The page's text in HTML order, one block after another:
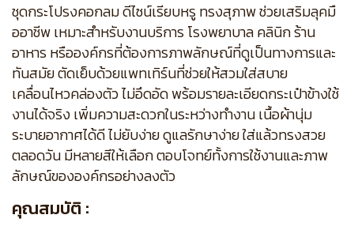
ชุดกระโปรงคอกลม ดีไซน์เรียบหรู ทรงสุภาพ ช่วยเสริมลุคมื
ออาชีพ เหมาะสำหรับงานบริการ โรงพยาบาล คลินิก ร้าน
อาหาร หรือองค์กรที่ต้องการภาพลักษณ์ที่ดูเป็นทางการและ
ทันสมัย ตัดเย็บด้วยแพทเทิร์นที่ช่วยให้สวมใส่สบาย
เคลื่อนไหวคล่องตัว ไม่อึดอัด พร้อมรายละเอียดกระเป๋าข้างใช้
งานได้จริง เพิ่มความสะดวกในระหว่างทำงาน เนื้อผ้านุ่ม
ระบายอากาศได้ดี ไม่ยับง่าย ดูแลรักษาง่าย ใส่แล้วทรงสวย
ตลอดวัน มีหลายสีให้เลือก ตอบโจทย์ทั้งการใช้งานและภาพ
ลักษณ์ขององค์กรอย่างลงตัว
คุณสมบัติ :